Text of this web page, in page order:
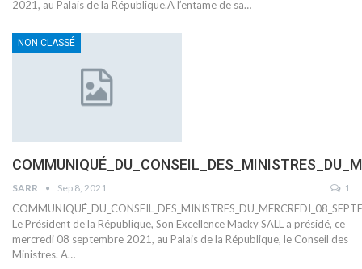
2021, au Palais de la République.A l’entame de sa…
NON CLASSÉ
SARR Sep 8, 2021 1
Le Président de la République, Son Excellence Macky SALL a présidé, ce
mercredi 08 septembre 2021, au Palais de la République, le Conseil des
Ministres. A…